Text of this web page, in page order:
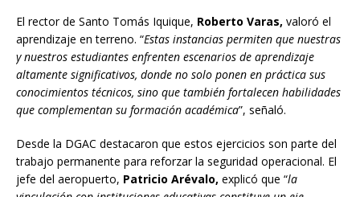
El rector de Santo Tomás Iquique, Roberto Varas, valoró el
aprendizaje en terreno. “Estas instancias permiten que nuestras
y nuestros estudiantes enfrenten escenarios de aprendizaje
altamente significativos, donde no solo ponen en práctica sus
conocimientos técnicos, sino que también fortalecen habilidades
que complementan su formación académica”, señaló.
Desde la DGAC destacaron que estos ejercicios son parte del
trabajo permanente para reforzar la seguridad operacional. El
jefe del aeropuerto, Patricio Arévalo, explicó que “la